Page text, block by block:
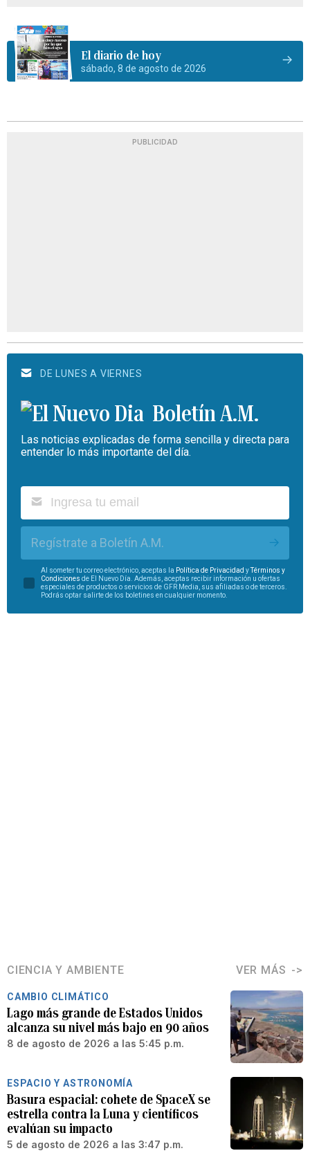
El diario de hoy
sábado, 8 de agosto de 2026
PUBLICIDAD
DE LUNES A VIERNES
Boletín A.M.
Las noticias explicadas de forma sencilla y directa para
entender lo más importante del día.
Regístrate a Boletín A.M.
Al someter tu correo electrónico, aceptas la Política de Privacidad yTérminos y
Condiciones de El Nuevo Día. Además, aceptas recibir información u ofertas
especiales de productos o servicios de GFR Media, sus afiliadas o de terceros.
Podrás optar salirte de los boletines en cualquier momento.
CIENCIA Y AMBIENTE VER MÁS
CAMBIO CLIMÁTICO
Lago más grande de Estados Unidos
alcanza su nivel más bajo en 90 años
8 de agosto de 2026 a las 5:45 p.m.
ESPACIO Y ASTRONOMÍA
Basura espacial: cohete de SpaceX se
estrella contra la Luna y científicos
evalúan su impacto
5 de agosto de 2026 a las 3:47 p.m.